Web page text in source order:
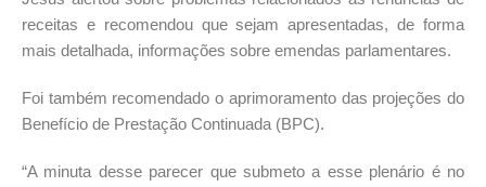
receitas e recomendou que sejam apresentadas, de forma
mais detalhada, informações sobre emendas parlamentares.
Foi também recomendado o aprimoramento das projeções do
Benefício de Prestação Continuada (BPC).
“A minuta desse parecer que submeto a esse plenário é no